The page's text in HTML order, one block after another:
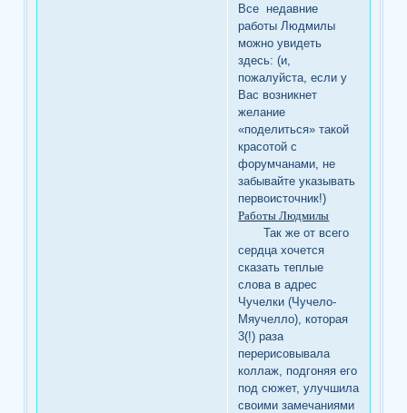
Все недавние
работы Людмилы
можно увидеть
здесь: (и,
пожалуйста, если у
Вас возникнет
желание
«поделиться» такой
красотой с
форумчанами, не
забывайте указывать
первоисточник!)
Работы Людмилы
Так же от всего
сердца хочется
сказать теплые
слова в адрес
Чучелки (Чучело-
Мяучелло), которая
3(!) раза
перерисовывала
коллаж, подгоняя его
под сюжет, улучшила
своими замечаниями